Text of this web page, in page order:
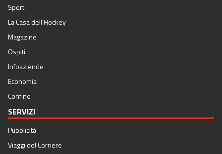
Sport
La Casa dell'Hockey
Magazine
Ospiti
Infoaziende
Economia
Confine
SERVIZI
Pubblicità
Viaggi del Corriere